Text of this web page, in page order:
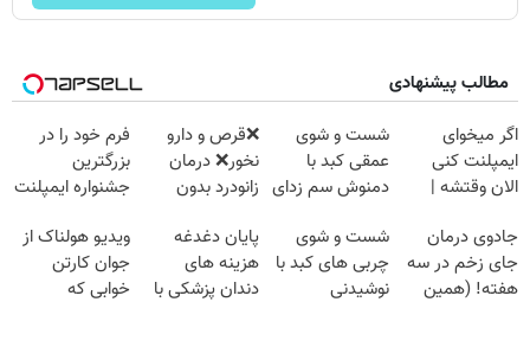
مطالب پیشنهادی
اگر میخوای
ایمپلنت کنی
الان وقتشه |
میلیون تومان!!!
شست و شوی
عمقی کبد با
دمنوش سم زدای
❌قرص‌ و دارو
نخور❌ درمان
زانودرد بدون
فرم خود را در
بزرگترین
جشنواره ایمپلنت
فقط ۲۵ میلیون
جادوی درمان
جای زخم در سه
هفته! (همین
شست و شوی
چربی های کبد با
نوشیدنی
پایان دغدغه
هزینه های
دندان پزشکی با
ویدیو هولناک از
جوان کارتن
خوابی که